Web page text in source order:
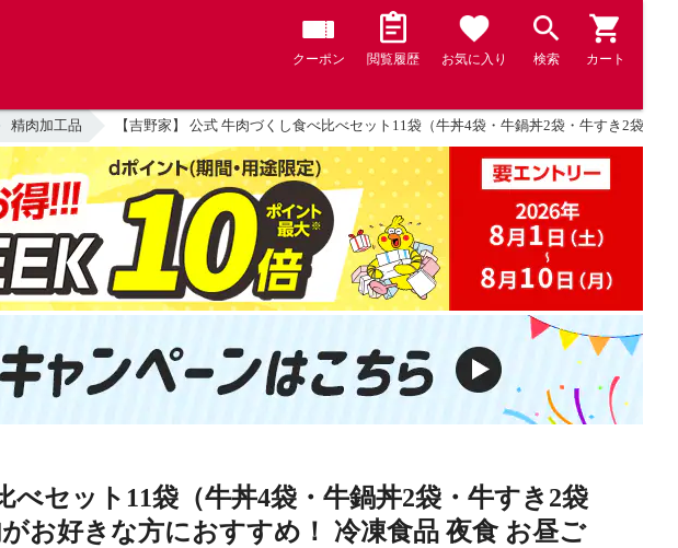
クーポン 閲覧履歴 お気に入り 検索 カート
精肉加工品 【吉野家】 公式 牛肉づくし食べ比べセット11袋（牛丼4袋・牛鍋丼2袋・牛すき2袋
べセット11袋（牛丼4袋・牛鍋丼2袋・牛すき2袋
お好きな方におすすめ！ 冷凍食品 夜食 お昼ご